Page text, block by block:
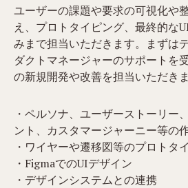
ユーザーの課題や要求の可視化や
え、プロトタイピング、最終的な
みまで担当いただきます。まずは
ダクトマネージャーのサポートを
の新規開発や改善を担当いただきま
・ペルソナ、ユーザーストーリー
ント、カスタマージャーニー等の
・ワイヤーや遷移図等のプロトタ
・FigmaでのUIデザイン
・デザインシステムとの連携